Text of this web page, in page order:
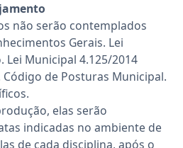
não serão contemplados
Gerais. Lei
Lei Municipal 4.125/2014
de Posturas Municipal.
elas serão
indicadas no ambiente de
de cada disciplina, após o